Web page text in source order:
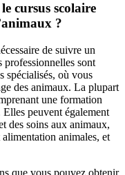
cursus scolaire
?
de suivre un
professionnelles sont
spécialisés, où vous
des animaux. La plupart
une formation
peuvent également
des soins aux animaux,
alimentation animales, et
que vous pouvez obtenir